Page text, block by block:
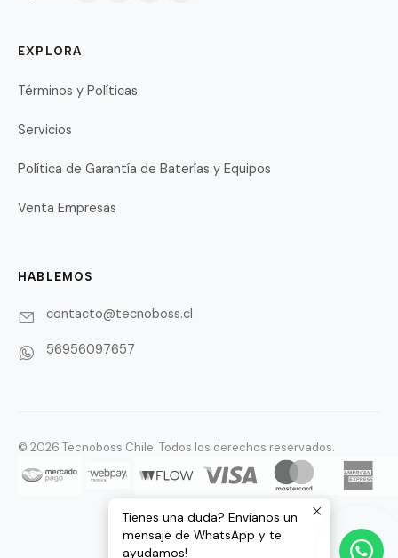
EXPLORA
Términos y Políticas
Servicios
Política de Garantía de Baterías y Equipos
Venta Empresas
HABLEMOS
contacto@tecnoboss.cl
56956097657
© 2026 Tecnoboss Chile. Todos los derechos reservados.
Tienes una duda? Envíanos un
mensaje de WhatsApp y te
ayudamos!